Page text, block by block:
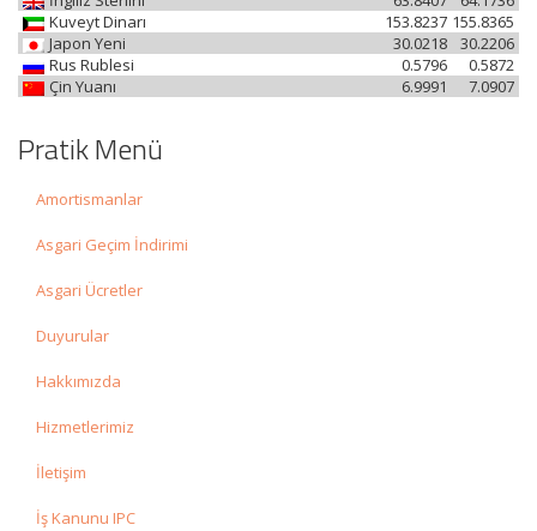
Kuveyt Dinarı
155.8365
153.8237
Japon Yeni
30.2206
30.0218
Rus Rublesi
0.5872
0.5796
Çin Yuanı
7.0907
6.9991
Pratik Menü
Amortismanlar
Asgari Geçim İndirimi
Asgari Ücretler
Duyurular
Hakkımızda
Hizmetlerimiz
İletişim
İş Kanunu IPC